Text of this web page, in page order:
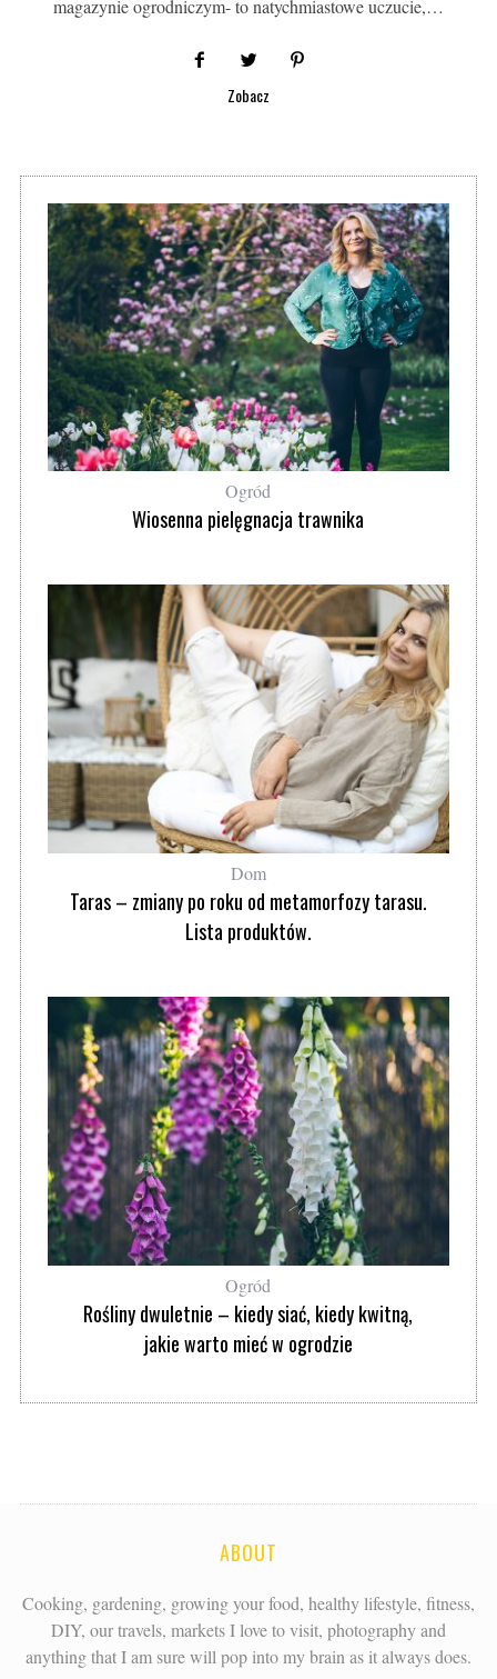
magazynie ogrodniczym- to natychmiastowe uczucie,…
Zobacz
Ogród
Wiosenna pielęgnacja trawnika
Dom
Taras – zmiany po roku od metamorfozy tarasu.
Lista produktów.
Ogród
Rośliny dwuletnie – kiedy siać, kiedy kwitną,
jakie warto mieć w ogrodzie
ABOUT
Cooking, gardening, growing your food, healthy lifestyle, fitness,
DIY, our travels, markets I love to visit, photography and
anything that I am sure will pop into my brain as it always does.